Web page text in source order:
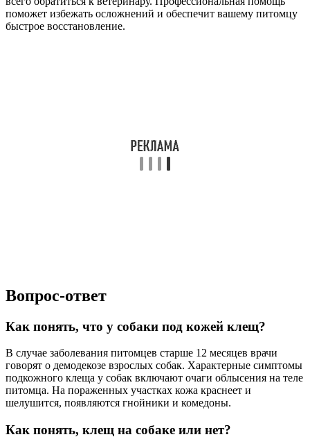
поможет избежать осложнений и обеспечит вашему питомцу
быстрое восстановление.
Вопрос-ответ
Как понять, что у собаки под кожей клещ?
В случае заболевания питомцев старше 12 месяцев врачи
говорят о демодекозе взрослых собак. Характерные симптомы
подкожного клеща у собак включают очаги облысения на теле
питомца. На пораженных участках кожа краснеет и
шелушится, появляются гнойники и комедоны.
Как понять, клещ на собаке или нет?